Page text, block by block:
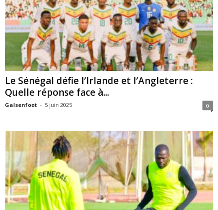
Le Sénégal défie l’Irlande et l’Angleterre :
Quelle réponse face à...
Galsenfoot - 5 juin 2025 0